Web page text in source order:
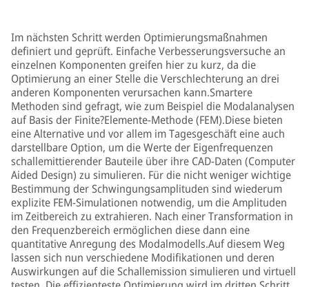
Im nächsten Schritt werden Optimierungsmaßnahmen
definiert und geprüft. Einfache Verbesserungsversuche an
einzelnen Komponenten greifen hier zu kurz, da die
Optimierung an einer Stelle die Verschlechterung an drei
anderen Komponenten verursachen kann.Smartere
Methoden sind gefragt, wie zum Beispiel die Modalanalysen
auf Basis der Finite?Elemente-Methode (FEM).Diese bieten
eine Alternative und vor allem im Tagesgeschäft eine auch
darstellbare Option, um die Werte der Eigenfrequenzen
schallemittierender Bauteile über ihre CAD-Daten (Computer
Aided Design) zu simulieren. Für die nicht weniger wichtige
Bestimmung der Schwingungsamplituden sind wiederum
explizite FEM-Simulationen notwendig, um die Amplituden
im Zeitbereich zu extrahieren. Nach einer Transformation in
den Frequenzbereich ermöglichen diese dann eine
quantitative Anregung des Modalmodells.Auf diesem Weg
lassen sich nun verschiedene Modifikationen und deren
Auswirkungen auf die Schallemission simulieren und virtuell